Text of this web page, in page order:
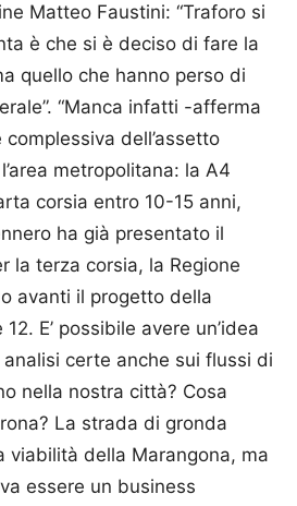
Matteo Faustini: “Traforo si
è che si è deciso di fare la
quello che hanno perso di
“Manca infatti -afferma
dell’assetto
metropolitana: la A4
corsia entro 10-15 anni,
ha già presentato il
la terza corsia, la Regione
avanti il progetto della
E’ possibile avere un’idea
certe anche sui flussi di
nella nostra città? Cosa
La strada di gronda
viabilità della Marangona, ma
essere un business